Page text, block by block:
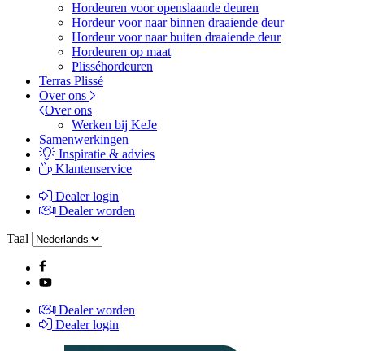
Hordeuren voor openslaande deuren
Hordeur voor naar binnen draaiende deur
Hordeur voor naar buiten draaiende deur
Hordeuren op maat
Plisséhordeuren
Terras Plissé
Over ons
Over ons
Werken bij KeJe
Samenwerkingen
Inspiratie & advies
Klantenservice
Dealer login
Dealer worden
Taal
Dealer worden
Dealer login